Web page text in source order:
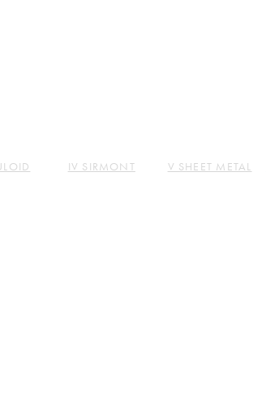
IV SIRMONT V SHEET METAL